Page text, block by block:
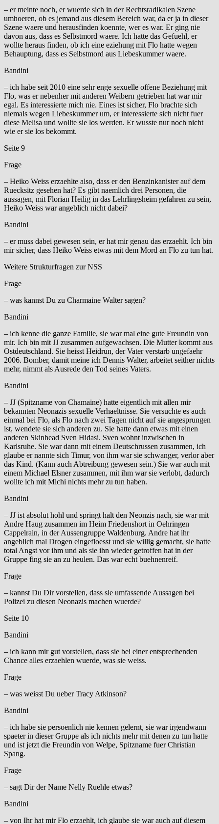
– er meinte noch, er wuerde sich in der Rechtsradikalen Szene
umhoeren, ob es jemand aus diesem Bereich war, da er ja in dieser
Szene waere und herausfinden koennte, wer es war. Er ging nie
davon aus, dass es Selbstmord waere. Ich hatte das Gefuehl, er
wollte heraus finden, ob ich eine eziehung mit Flo hatte wegen
Behauptung, dass es Selbstmord aus Liebeskummer waere.
Bandini
– ich habe seit 2010 eine sehr enge sexuelle offene Beziehung mit
Flo, was er nebenher mit anderen Weibern getrieben hat war mir
egal. Es interessierte mich nie. Eines ist sicher, Flo brachte sich
niemals wegen Liebeskummer um, er interessierte sich nicht fuer
diese Melisa und wollte sie los werden. Er wusste nur noch nicht
wie er sie los bekommt.
Seite 9
Frage
– Heiko Weiss erzaehlte also, dass er den Benzinkanister auf dem
Ruecksitz gesehen hat? Es gibt naemlich drei Personen, die
aussagen, mit Florian Heilig in das Lehrlingsheim gefahren zu sein,
Heiko Weiss war angeblich nicht dabei?
Bandini
– er muss dabei gewesen sein, er hat mir genau das erzaehlt. Ich bin
mir sicher, dass Heiko Weiss etwas mit dem Mord an Flo zu tun hat.
Weitere Strukturfragen zur NSS
Frage
– was kannst Du zu Charmaine Walter sagen?
Bandini
– ich kenne die ganze Familie, sie war mal eine gute Freundin von
mir. Ich bin mit JJ zusammen aufgewachsen. Die Mutter kommt aus
Ostdeutschland. Sie heisst Heidrun, der Vater verstarb ungefaehr
2006. Bomber, damit meine ich Dennis Walter, arbeitet seither nichts
mehr, nimmt als Ausrede den Tod seines Vaters.
Bandini
– JJ (Spitzname von Chamaine) hatte eigentlich mit allen mir
bekannten Neonazis sexuelle Verhaeltnisse. Sie versuchte es auch
einmal bei Flo, als Flo nach zwei Tagen nicht auf sie angesprungen
ist, wendete sie sich anderen zu. Sie hatte dann etwas mit einen
anderen Skinhead Sven Hidasi. Sven wohnt inzwischen in
Karlsruhe. Sie war dann mit einem Deutschrussen zusammen, ich
glaube er nannte sich Timur, von ihm war sie schwanger, verlor aber
das Kind. (Kann auch Abtreibung gewesen sein.) Sie war auch mit
einem Michael Elsner zusammen, mit ihm war sie verlobt, dadurch
wollte ich mit Michi nichts mehr zu tun haben.
Bandini
– JJ ist absolut hohl und springt halt den Neonzis nach, sie war mit
Andre Haug zusammen im Heim Friedenshort in Oehringen
Cappelrain, in der Aussengruppe Waldenburg. Andre hat ihr
angeblich mal Drogen eingefloesst und sie willig gemacht, sie hatte
total Angst vor ihm und als sie ihn wieder getroffen hat in der
Gruppe fing sie an zu heulen. Das war echt buehnenreif.
Frage
– kannst Du Dir vorstellen, dass sie umfassende Aussagen bei
Polizei zu diesen Neonazis machen wuerde?
Seite 10
Bandini
– ich kann mir gut vorstellen, dass sie bei einer entsprechenden
Chance alles erzaehlen wuerde, was sie weiss.
Frage
– was weisst Du ueber Tracy Atkinson?
Bandini
– ich habe sie persoenlich nie kennen gelernt, sie war irgendwann
spaeter in dieser Gruppe als ich nichts mehr mit denen zu tun hatte
und ist jetzt die Freundin von Welpe, Spitzname fuer Christian
Spang.
Frage
– sagt Dir der Name Nelly Ruehle etwas?
Bandini
– von Ihr hat mir Flo erzaehlt, ich glaube sie war auch auf diesem